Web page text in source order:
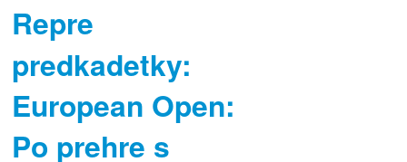
Repre
predkadetky:
European Open:
Po prehre s